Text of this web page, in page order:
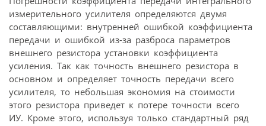
измерительного усилителя определяются двумя
составляющими: внутренней ошибкой коэффициента
передачи и ошибкой из-за разброса параметров
внешнего резистора установки коэффициента
усиления. Так как точность внешнего резистора в
основном и определяет точность передачи всего
усилителя, то небольшая экономия на стоимости
этого резистора приведет к потере точности всего
ИУ. Кроме этого, используя только стандартный ряд